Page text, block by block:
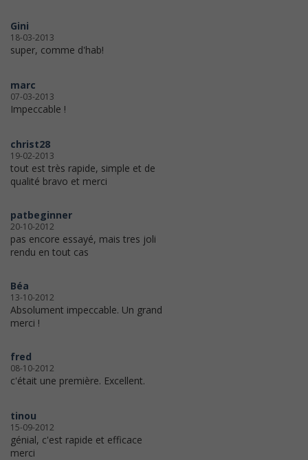
Gini
18-03-2013
super, comme d'hab!
marc
07-03-2013
Impeccable !
christ28
19-02-2013
tout est très rapide, simple et de
qualité bravo et merci
patbeginner
20-10-2012
pas encore essayé, mais tres joli
rendu en tout cas
Béa
13-10-2012
Absolument impeccable. Un grand
merci !
fred
08-10-2012
c'était une première. Excellent.
tinou
15-09-2012
génial, c'est rapide et efficace
merci